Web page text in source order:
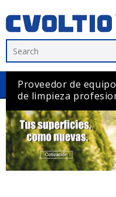
Proveedor de
de limpieza